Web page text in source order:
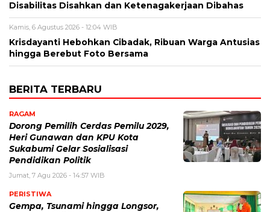
Disabilitas Disahkan dan Ketenagakerjaan Dibahas
Kamis, 6 Agustus 2026 - 12:04 WIB
Krisdayanti Hebohkan Cibadak, Ribuan Warga Antusias
hingga Berebut Foto Bersama
BERITA TERBARU
RAGAM
Dorong Pemilih Cerdas Pemilu 2029,
Heri Gunawan dan KPU Kota
Sukabumi Gelar Sosialisasi
Pendidikan Politik
Jumat, 7 Agu 2026 - 14:57 WIB
PERISTIWA
Gempa, Tsunami hingga Longsor,